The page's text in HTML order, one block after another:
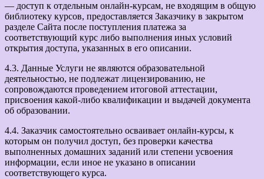
— доступ к отдельным онлайн-курсам, не входящим в общую
библиотеку курсов, предоставляется Заказчику в закрытом
разделе Сайта после поступления платежа за
соответствующий курс либо выполнения иных условий
открытия доступа, указанных в его описании.
4.3. Данные Услуги не являются образовательной
деятельностью, не подлежат лицензированию, не
сопровождаются проведением итоговой аттестации,
присвоения какой-либо квалификации и выдачей документа
об образовании.
4.4. Заказчик самостоятельно осваивает онлайн-курсы, к
которым он получил доступ, без проверки качества
выполненных домашних заданий или степени усвоения
информации, если иное не указано в описании
соответствующего курса.